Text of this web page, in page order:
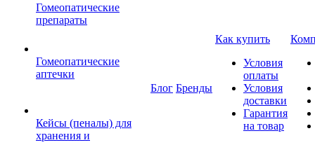
Гомеопатические
препараты
Гомеопатические
аптечки
Кейсы (пеналы) для
хранения и
Блог Бренды
Как купить
Условия
оплаты
Условия
доставки
Гарантия
на товар